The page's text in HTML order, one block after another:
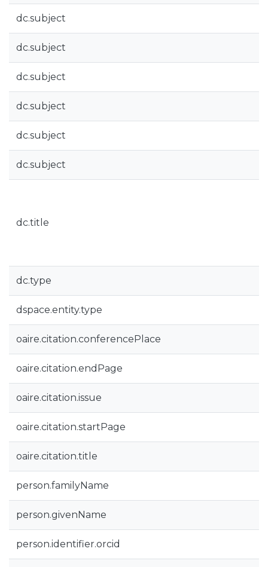
dc.subject
dc.subject
dc.subject
dc.subject
dc.subject
dc.subject
dc.title
dc.type
dspace.entity.type
oaire.citation.conferencePlace
oaire.citation.endPage
oaire.citation.issue
oaire.citation.startPage
oaire.citation.title
person.familyName
person.givenName
person.identifier.orcid